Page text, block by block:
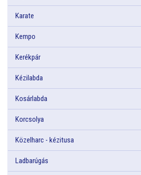
Karate
Kempo
Kerékpár
Kézilabda
Kosárlabda
Korcsolya
Közelharc - kézitusa
Ladbarúgás